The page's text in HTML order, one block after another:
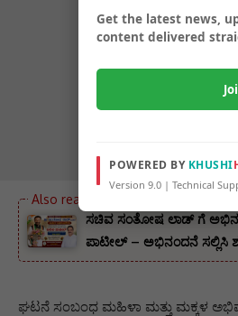
ಸಚಿವ ಸಂತೋಷ ಲಾಡ್ ಗೆ
ಪಾಟೀಲ್ – ಅಭಿನಂದನೆ ಸಲ್ಲಿಸಿ
ಘಟನೆ ಸಂಬಂಧ ಮಹಿಳಾ ಮತ್ತು ಮಕ್ಕಳ
Get the latest news,
content delivered
POWERED BY KHUSHI
Version 9.0 | Technical